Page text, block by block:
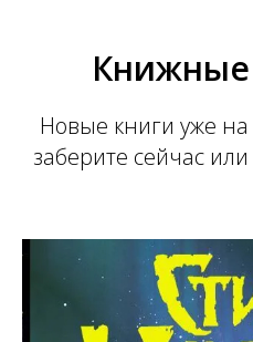
Новые книги уже на
заберите сейчас